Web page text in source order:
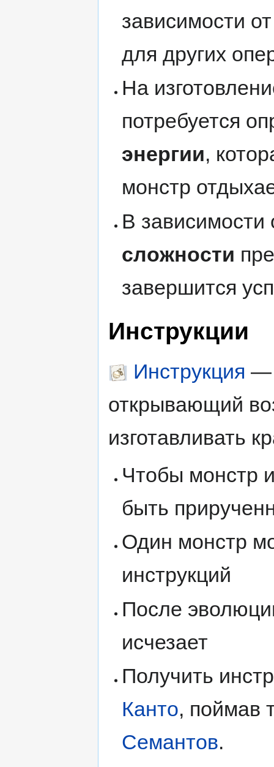
зависимости
для других
На
потребуется
энергии,
монстр
В зависимости
сложности
завершится
Инструкции
Инструкция —
открывающий
изготавливать
Чтобы монстр
быть
Один монстр
инструкций
После
исчезает
Получить
Канто, поймав
Семантов.